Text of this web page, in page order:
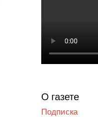
О газете
Подписка